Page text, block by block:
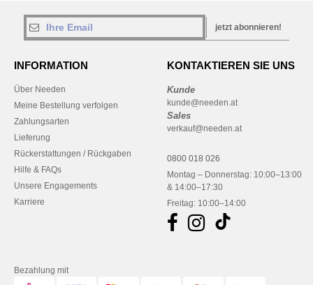
jetzt abonnieren!
INFORMATION
Über Needen
Meine Bestellung verfolgen
Zahlungsarten
Lieferung
Rückerstattungen / Rückgaben
Hilfe & FAQs
Unsere Engagements
Karriere
KONTAKTIEREN SIE UNS
Kunde
kunde@needen.at
Sales
verkauf@needen.at
0800 018 026
Montag – Donnerstag: 10:00–13:00
& 14:00–17:30
Freitag: 10:00–14:00
Bezahlung mit